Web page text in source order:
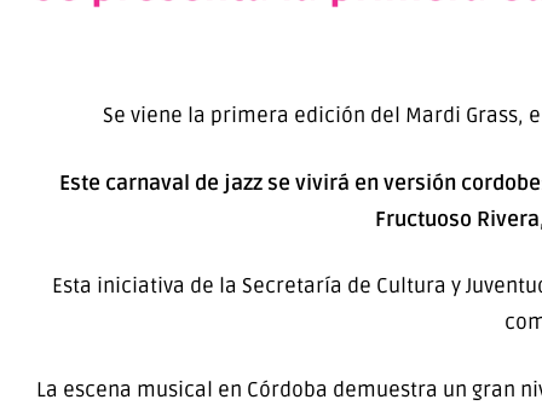
Se viene la primera edición del Mardi Grass,
Este carnaval de jazz se vivirá en versión
Fructuoso
Esta iniciativa de la Secretaría de Cultura y
La escena musical en Córdoba demuestra un gran